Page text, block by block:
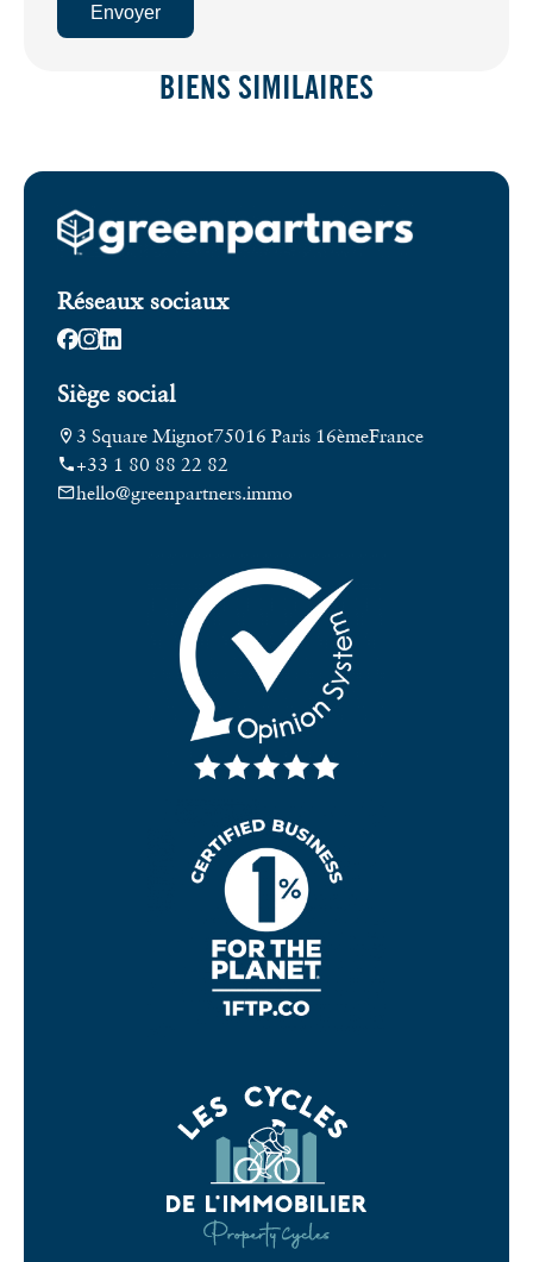
Envoyer
BIENS SIMILAIRES
Réseaux sociaux
Siège social
3 Square Mignot75016 Paris 16èmeFrance
+33 1 80 88 22 82
hello@greenpartners.immo